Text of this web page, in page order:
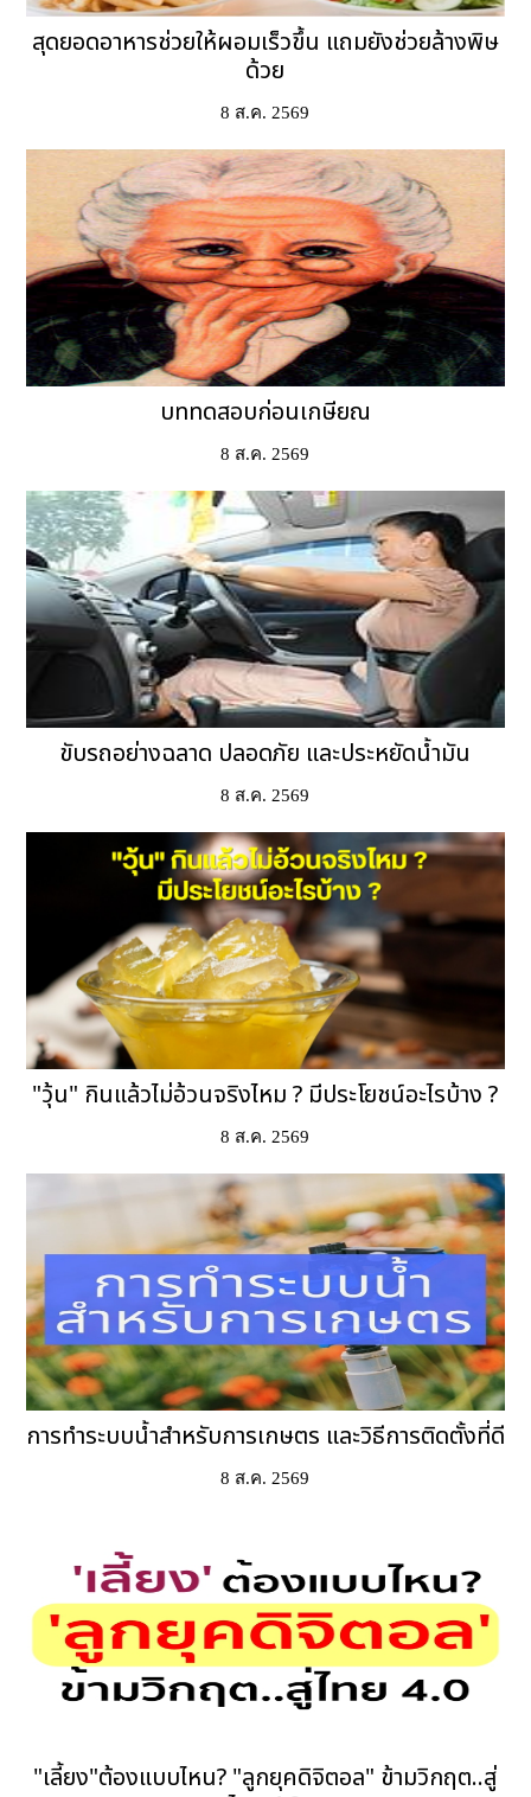
สุดยอดอาหารช่วยให้ผอมเร็วขึ้น แถมยังช่วยล้างพิษ
ด้วย
8 ส.ค. 2569
บททดสอบก่อนเกษียณ
8 ส.ค. 2569
ขับรถอย่างฉลาด ปลอดภัย และประหยัดน้ำมัน
8 ส.ค. 2569
"วุ้น" กินแล้วไม่อ้วนจริงไหม ? มีประโยชน์อะไรบ้าง ?
8 ส.ค. 2569
การทำระบบน้ำสำหรับการเกษตร และวิธีการติดตั้งที่ดี
8 ส.ค. 2569
"เลี้ยง"ต้องแบบไหน? "ลูกยุคดิจิตอล" ข้ามวิกฤต..สู่